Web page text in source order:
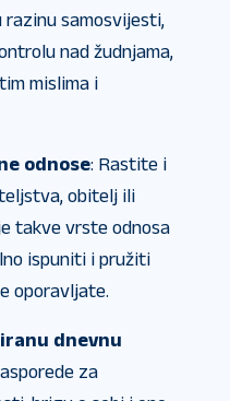
samosvijesti,
nad žudnjama,
mislima i
odnose: Rastite i
obitelj ili
takve vrste odnosa
ispuniti i pružiti
oporavljate.
dnevnu
za